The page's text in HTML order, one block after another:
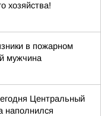
хозяйства!
в пожарном
мужчина
Центральный
наполнился